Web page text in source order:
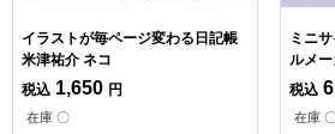
イラストが毎ページ変わる日記帳
米津祐介 ネコ
税込 1,650 円
在庫 〇
ミニ
ルメ
税込
在庫